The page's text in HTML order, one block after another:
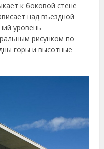
к боковой стене
над въездной
уровень
рисунком по
горы и высотные